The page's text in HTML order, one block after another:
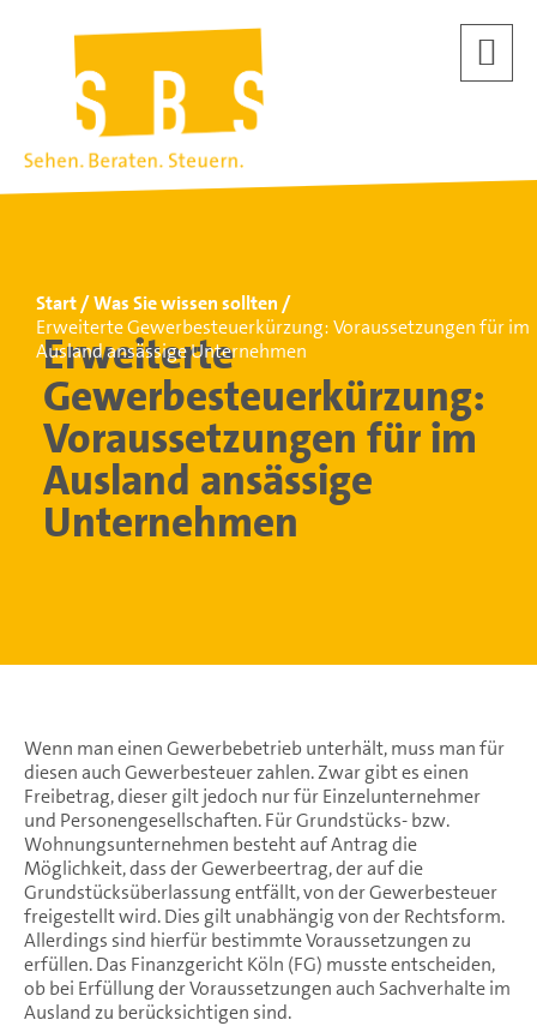
Start
Was Sie wissen sollten
Erweiterte Gewerbesteuerkürzung: Voraussetzungen für im
Ausland ansässige Unternehmen
Erweiterte
Gewerbesteuerkürzung:
Voraussetzungen für im
Ausland ansässige
Unternehmen
Wenn man einen Gewerbebetrieb unterhält, muss man für
diesen auch Gewerbesteuer zahlen. Zwar gibt es einen
Freibetrag, dieser gilt jedoch nur für Einzelunternehmer
und Personengesellschaften. Für Grundstücks- bzw.
Wohnungsunternehmen besteht auf Antrag die
Möglichkeit, dass der Gewerbeertrag, der auf die
Grundstücksüberlassung entfällt, von der Gewerbesteuer
freigestellt wird. Dies gilt unabhängig von der Rechtsform.
Allerdings sind hierfür bestimmte Voraussetzungen zu
erfüllen. Das Finanzgericht Köln (FG) musste entscheiden,
ob bei Erfüllung der Voraussetzungen auch Sachverhalte im
Ausland zu berücksichtigen sind.